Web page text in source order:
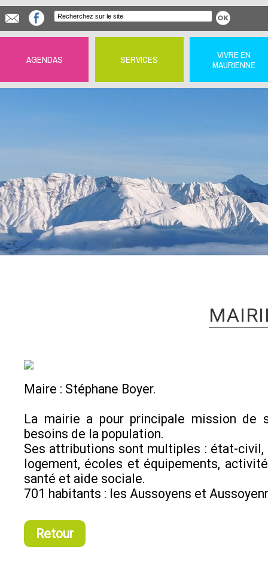
AGENDAS SERVICES
VIVRE EN
MAURIENNE
Maire : Stéphane Boyer.
La mairie a pour principale mission de
besoins de la population.
Ses attributions sont multiples : état-civil,
logement, écoles et équipements,
santé et aide sociale.
701 habitants : les Aussoyens et
Retour